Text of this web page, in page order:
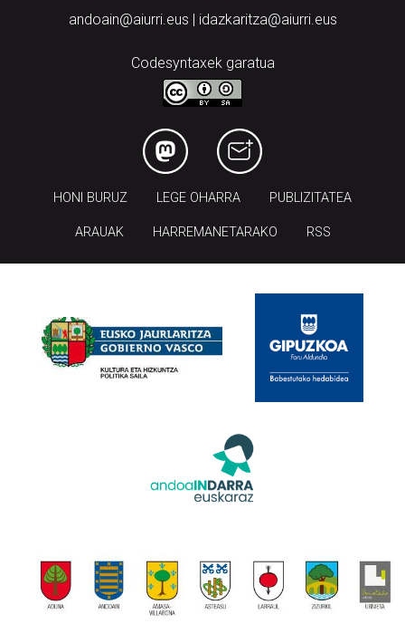
andoain@aiurri.eus | idazkaritza@aiurri.eus
Codesyntaxek garatua
HONI BURUZ LEGE OHARRA PUBLIZITATEA
ARAUAK HARREMANETARAKO RSS